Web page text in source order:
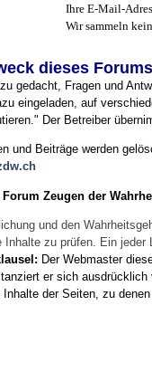
Ihre E-Mail-
Wir sammeln
dieses Forums
gedacht, Fragen und
eingeladen, auf
Der Betreiber
und Beiträge werden
Forum Zeugen der
und den
Inhalte zu prüfen. Ein
Der Webmaster
er sich
der Seiten, zu